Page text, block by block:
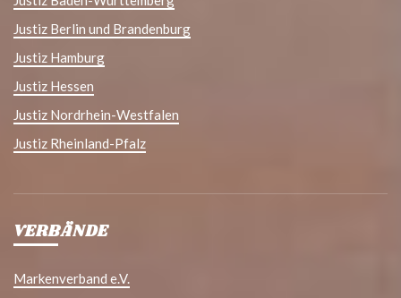
Justiz Berlin und Brandenburg
Justiz Hamburg
Justiz Hessen
Justiz Nordrhein-Westfalen
Justiz Rheinland-Pfalz
VERBÄNDE
Markenverband e.V.